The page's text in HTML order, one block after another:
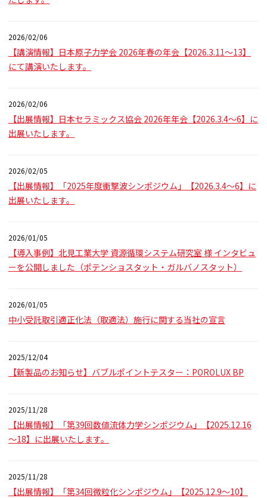
2026/02/06
【講演情報】日本原子力学会 2026年春の年会【2026.3.11～13】
にて講演いたします。
2026/02/06
【出展情報】日本セラミックス協会 2026年年会【2026.3.4～6】に
出展いたします。
2026/02/05
【出展情報】「2025年度衝撃波シンポジウム」【2026.3.4～6】に
出展いたします。
2026/01/05
【導入事例】北見工業大学 資源循環システム研究室 様 インタビュ
ーを公開しました（ポテンショスタット・ガルバノスタット）
2026/01/05
中小受託取引適正化法（取適法）施行に関する当社の宣言
2025/12/04
【新製品のお知らせ】バブルポイントテスター：POROLUX BP
2025/11/28
【出展情報】「第39回数値流体力学シンポジウム」【2025.12.16
～18】に出展いたします。
2025/11/28
【出展情報】「第34回微粒化シンポジウム」【2025.12.9～10】